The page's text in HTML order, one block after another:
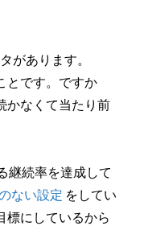
があります。
とです。ですか
かなくて当たり前
継続率を達成して
ない設定 をしてい
標にしているから